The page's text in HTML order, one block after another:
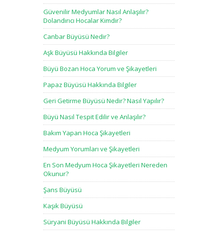
Güvenilir Medyumlar Nasıl Anlaşılır?
Dolandırıcı Hocalar Kimdir?
Canbar Büyüsü Nedir?
Aşk Büyüsü Hakkında Bilgiler
Büyü Bozan Hoca Yorum ve Şikayetleri
Papaz Büyüsü Hakkında Bilgiler
Geri Getirme Büyüsü Nedir? Nasıl Yapılır?
Büyü Nasıl Tespit Edilir ve Anlaşılır?
Bakım Yapan Hoca Şikayetleri
Medyum Yorumları ve Şikayetleri
En Son Medyum Hoca Şikayetleri Nereden
Okunur?
Şans Büyüsü
Kaşık Büyüsü
Süryani Büyüsü Hakkında Bilgiler